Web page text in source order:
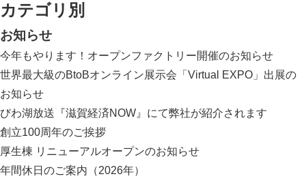
カテゴリ別
お知らせ
今年もやります！オープンファクトリー開催のお知らせ
世界最大級のBtoBオンライン展示会「Virtual EXPO」出展の
お知らせ
びわ湖放送『滋賀経済NOW』にて弊社が紹介されます
創立100周年のご挨拶
厚生棟 リニューアルオープンのお知らせ
年間休日のご案内（2026年）